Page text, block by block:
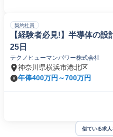
契約社員
【経験者必見!】半導体の
25日
テクノヒューマンパワー株式会社
神奈川県横浜市港北区
年俸400万円～700万円
似ている求